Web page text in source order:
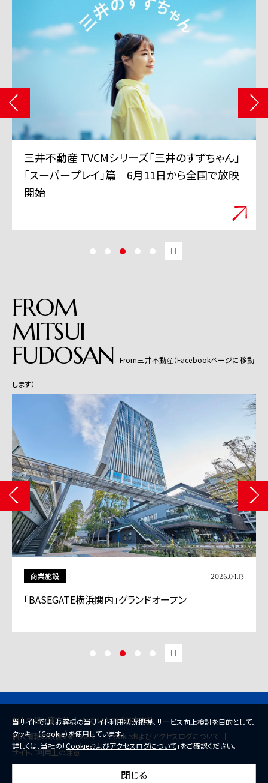
三井不動産 TVCMシリーズ「三井のすずちゃん」
「スーパープレイ」篇 6月11日から全国で放映
開始
FROM
MITSUI
FUDOSAN From三井不動産（Facebookページに移動
します）
商業施設 2026.04.13
「BASEGATE横浜関内」グランドオープン
個人情報保護方針
特定個人情報基本方針
個人情報の取扱いについて
Cookieおよびアクセスログについて
サイトご利用上の注意
当サイトでは、お客様の当サイト利用状況把握、サービス向上検討を目的として、
クッキー（Cookie）を使用しています。
詳しくは、当社の「Cookieおよびアクセスログについて」をご確認ください。
閉じる